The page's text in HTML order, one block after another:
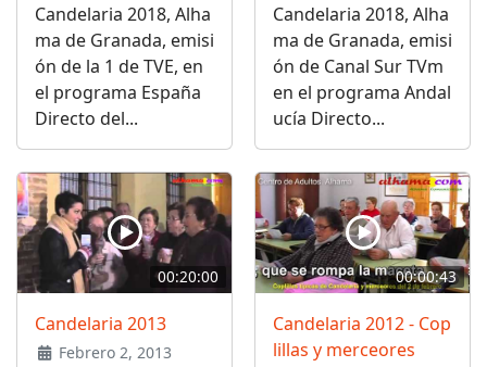
Candelaria 2018, Alha
ma de Granada, emisi
ón de la 1 de TVE, en
el programa España
Directo del...
Candelaria 2018, Alha
ma de Granada, emisi
ón de Canal Sur TVm
en el programa Andal
ucía Directo...
00:20:00
Candelaria 2013
Febrero 2, 2013
00:00:43
Candelaria 2012 - Cop
lillas y merceores